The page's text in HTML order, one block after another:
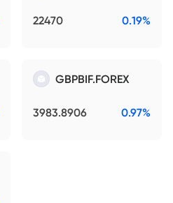
22470 0.19%
GBPBIF.FOREX
3983.8906 0.97%